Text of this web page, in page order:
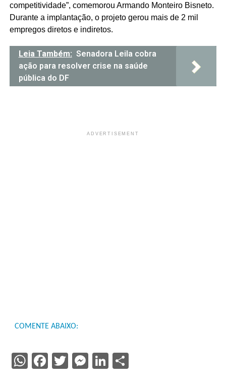
competitividade”, comemorou Armando Monteiro Bisneto.
Durante a implantação, o projeto gerou mais de 2 mil
empregos diretos e indiretos.
Leia Também: Senadora Leila cobra
ação para resolver crise na saúde
pública do DF
ADVERTISEMENT
COMENTE ABAIXO:
WhatsApp
Facebook
Twitter
Messenger
LinkedIn
Share